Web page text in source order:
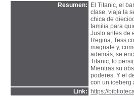
Resumen:
El Titanic, el
clase, viaja la
chica de
familia para
Justo antes de
Regina, Tess
magnate y,
además, se
Titanic, lo
Mientras su
poderes. Y el
con un iceberg
Link:
https://